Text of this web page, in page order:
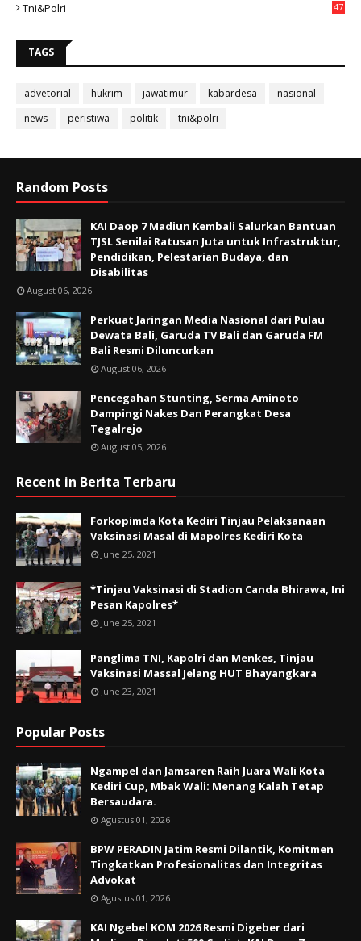
Tni&polri 47
TAGS
advetorial hukrim jawatimur kabardesa
nasional
news
peristiwa politik tni&polri
Random Posts
KAI Daop 7 Madiun Kembali Salurkan Bantuan
TJSL Senilai Ratusan Juta untuk Infrastruktur,
Pendidikan, Pelestarian Budaya, dan
Disabilitas
August 06, 2026
Perkuat Jaringan Media Nasional dari Pulau
Dewata Bali, Garuda TV Bali dan Garuda FM
Bali Resmi Diluncurkan
August 06, 2026
Pencegahan Stunting, Serma Aminoto
Dampingi Nakes Dan Perangkat Desa
Tegalrejo
August 05, 2026
Recent in Berita Terbaru
Forkopimda Kota Kediri Tinjau Pelaksanaan
Vaksinasi Masal di Mapolres Kediri Kota
June 25, 2021
*Tinjau Vaksinasi di Stadion Canda Bhirawa, Ini
Pesan Kapolres*
June 25, 2021
Panglima TNI, Kapolri dan Menkes, Tinjau
Vaksinasi Massal Jelang HUT Bhayangkara
June 23, 2021
Popular Posts
Ngampel dan Jamsaren Raih Juara Wali Kota
Kediri Cup, Mbak Wali: Menang Kalah Tetap
Bersaudara.
Agustus 01, 2026
BPW PERADIN Jatim Resmi Dilantik, Komitmen
Tingkatkan Profesionalitas dan Integritas
Advokat
Agustus 01, 2026
KAI Ngebel KOM 2026 Resmi Digeber dari